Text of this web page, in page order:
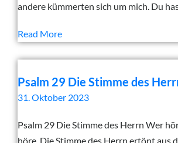
andere kümmerten sich um mich. Du
Read More
Psalm 29 Die Stimme des
31. Oktober 2023
Psalm 29 Die Stimme des Herrn Wer
höre. Die Stimme des Herrn ertönt aus